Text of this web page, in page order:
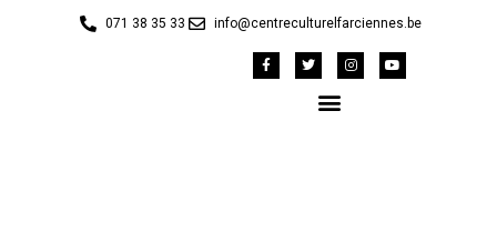
071 38 35 33 info@centreculturelfarciennes.be